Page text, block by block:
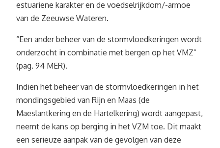
estuariene karakter en de voedselrijkdom/-armoe
van de Zeeuwse Wateren.
“Een ander beheer van de stormvloedkeringen wordt
onderzocht in combinatie met bergen op het VMZ”
(pag. 94 MER).
Indien het beheer van de stormvloedkeringen in het
mondingsgebied van Rijn en Maas (de
Maeslantkering en de Hartelkering) wordt aangepast,
neemt de kans op berging in het VZM toe. Dit maakt
een serieuze aanpak van de gevolgen van deze